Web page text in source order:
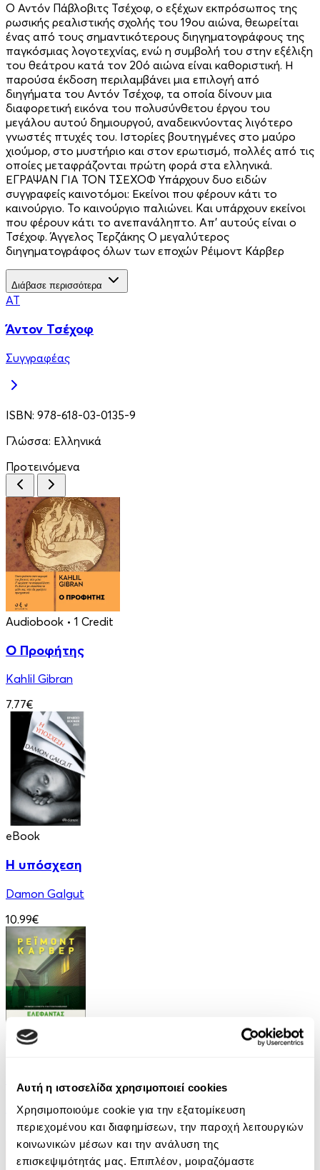
Αυτή η ιστοσελίδα χρησιμοποιεί cookies
Χρησιμοποιούμε cookie για την εξατομίκευση
περιεχομένου και διαφημίσεων, την παροχή λειτουργιών
κοινωνικών μέσων και την ανάλυση της
επισκεψιμότητάς μας. Επιπλέον, μοιραζόμαστε
Ο Αντόν Πάβλοβιτς Τσέχοφ, ο εξέχων εκπρόσωπος της
ρωσικής ρεαλιστικής σχολής του 19ου αιώνα, θεωρείται
ένας από τους σημαντικότερους διηγηματογράφους της
παγκόσμιας λογοτεχνίας, ενώ η συμβολή του στην εξέλιξη
του θεάτρου κατά τον 20ό αιώνα είναι καθοριστική. Η
παρούσα έκδοση περιλαμβάνει μια επιλογή από
διηγήματα του Αντόν Τσέχοφ, τα οποία δίνουν μια
διαφορετική εικόνα του πολυσύνθετου έργου του
μεγάλου αυτού δημιουργού, αναδεικνύοντας λιγότερο
γνωστές πτυχές του. Ιστορίες βουτηγμένες στο μαύρο
χιούμορ, στο μυστήριο και στον ερωτισμό, πολλές από τις
οποίες μεταφράζονται πρώτη φορά στα ελληνικά.
ΕΓΡΑΨΑΝ ΓΙΑ ΤΟΝ ΤΣΕΧΟΦ Υπάρχουν δυο ειδών
συγγραφείς καινοτόμοι: Εκείνοι που φέρουν κάτι το
καινούργιο. Το καινούργιο παλιώνει. Και υπάρχουν εκείνοι
που φέρουν κάτι το ανεπανάληπτο. Απ’ αυτούς είναι ο
Τσέχοφ. Άγγελος Τερζάκης Ο μεγαλύτερος
διηγηματογράφος όλων των εποχών Ρέιμοντ Κάρβερ
Διάβασε περισσότερα
ΆΤ
Άντον Τσέχοφ
Συγγραφέας
ISBN: 978-618-03-0135-9
Γλώσσα: Ελληνικά
Προτεινόμενα
Audiobook • 1 Credit
Ο Προφήτης
Kahlil Gibran
7.77€
eBook
Η υπόσχεση
Damon Galgut
10.99€
Ελέφαντας
Ρέιμοντ Κάρβερ
7.99€